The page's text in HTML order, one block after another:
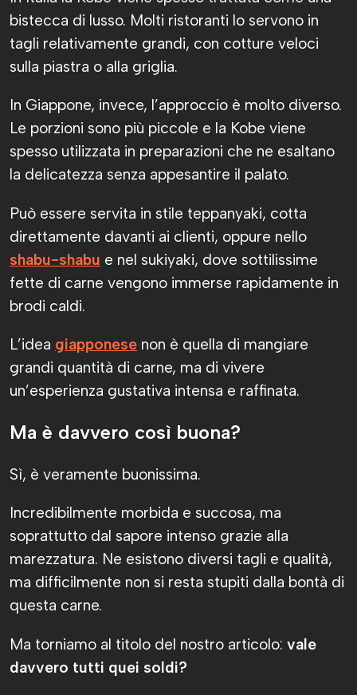
bistecca di lusso. Molti ristoranti lo servono in
tagli relativamente grandi, con cotture veloci
sulla piastra o alla griglia.
In Giappone, invece, l’approccio è molto diverso.
Le porzioni sono più piccole e la Kobe viene
spesso utilizzata in preparazioni che ne esaltano
la delicatezza senza appesantire il palato.
Può essere servita in stile teppanyaki, cotta
direttamente davanti ai clienti, oppure nello
shabu-shabu e nel sukiyaki, dove sottilissime
fette di carne vengono immerse rapidamente in
brodi caldi.
L’idea giapponese non è quella di mangiare
grandi quantità di carne, ma di vivere
un’esperienza gustativa intensa e raffinata.
Ma è davvero così buona?
Sì, è veramente buonissima.
Incredibilmente morbida e succosa, ma
soprattutto dal sapore intenso grazie alla
marezzatura. Ne esistono diversi tagli e qualità,
ma difficilmente non si resta stupiti dalla bontà di
questa carne.
Ma torniamo al titolo del nostro articolo: vale
davvero tutti quei soldi?